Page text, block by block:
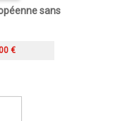
sans
€